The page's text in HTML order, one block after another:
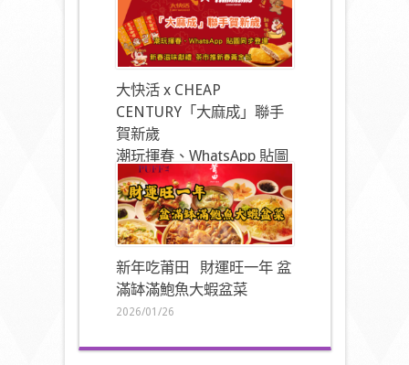
大快活 x CHEAP
CENTURY「大麻成」聯手
賀新歲
潮玩揮春、WhatsApp 貼圖
同步登場
2026/01/27
新年吃莆田 財運旺一年 盆
滿缽滿鮑魚大蝦盆菜
2026/01/26